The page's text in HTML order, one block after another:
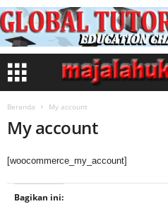
Beranda My account
My account
[woocommerce_my_account]
Bagikan ini: